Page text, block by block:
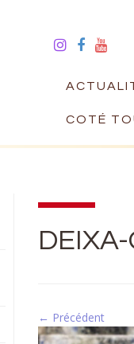
COTÉ
← Précédent